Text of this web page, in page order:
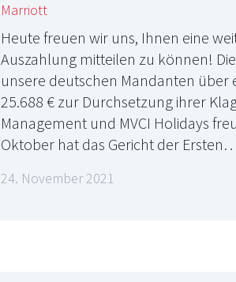
Marriott
Heute freuen wir uns, Ihnen eine
Auszahlung mitteilen zu können!
unsere deutschen Mandanten über
25.688 € zur Durchsetzung ihrer
Management und MVCI Holidays
Oktober hat das Gericht der
24. November 2021